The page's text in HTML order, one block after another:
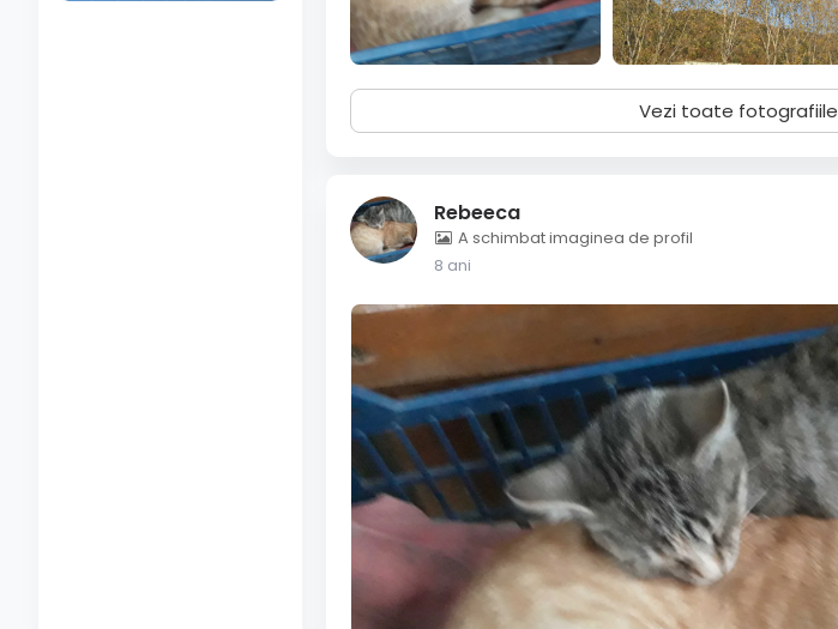
Vezi toate fotografiile
Rebeeca
A schimbat imaginea de profil
8 ani